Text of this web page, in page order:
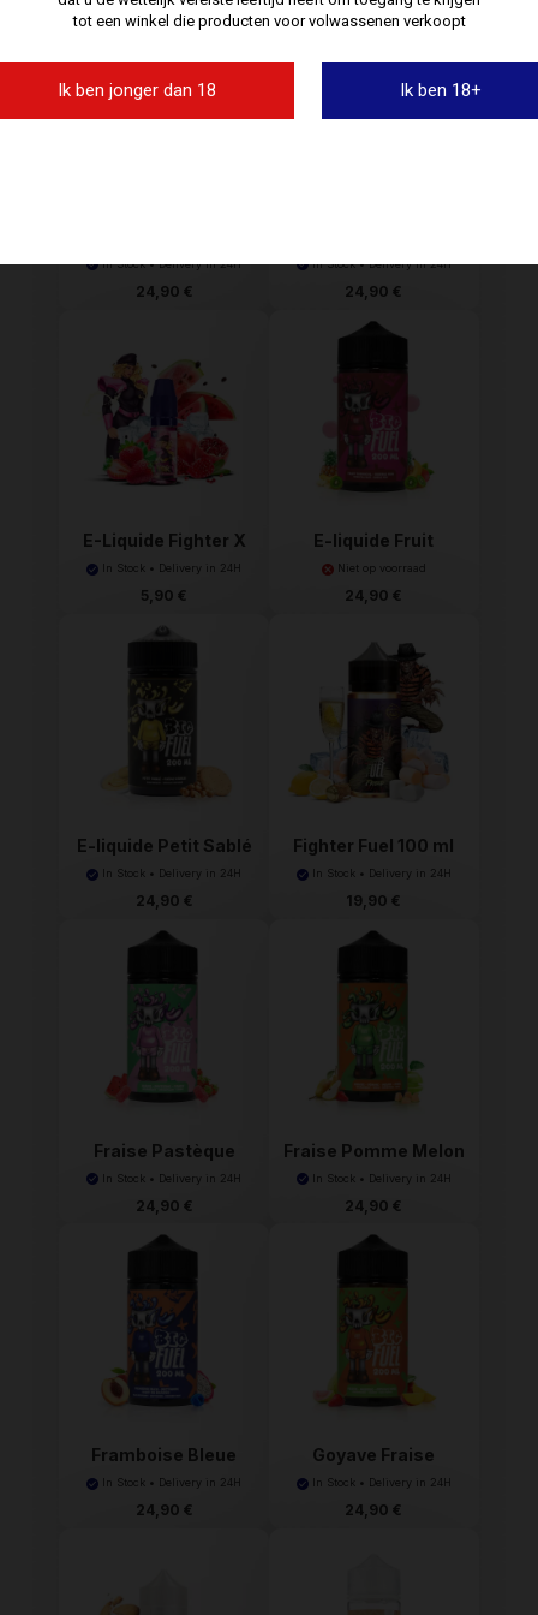
tot een winkel die producten voor volwassenen verkoopt
Ik ben jonger dan 18 Ik ben 18+
In Stock • Delivery in 24H
24,90 €
In Stock • Delivery in 24H
24,90 €
E-Liquide Fighter X
10...
In Stock • Delivery in 24H
5,90 €
E-liquide Fruit
Tropic...
Niet op voorraad
24,90 €
E-liquide Petit Sablé
...
In Stock • Delivery in 24H
24,90 €
Fighter Fuel 100 ml
In Stock • Delivery in 24H
19,90 €
Fraise Pastèque
Candy ...
In Stock • Delivery in 24H
24,90 €
Fraise Pomme Melon
Poi...
In Stock • Delivery in 24H
24,90 €
Framboise Bleue
Nectar...
In Stock • Delivery in 24H
24,90 €
Goyave Fraise
Mangue 2...
In Stock • Delivery in 24H
24,90 €